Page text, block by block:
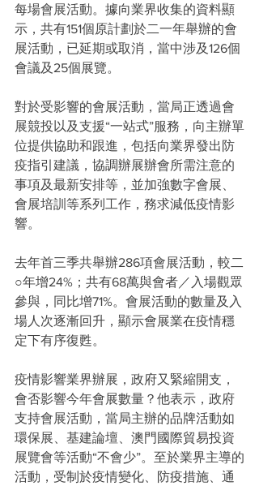
每場會展活動。據向業界收集的資料顯
示，共有151個原計劃於二一年舉辦的會
展活動，已延期或取消，當中涉及126個
會議及25個展覽。
對於受影響的會展活動，當局正透過會
展競投以及支援“一站式”服務，向主辦單
位提供協助和跟進，包括向業界發出防
疫指引建議，協調辦展辦會所需注意的
事項及最新安排等，並加強數字會展、
會展培訓等系列工作，務求減低疫情影
響。
去年首三季共舉辦286項會展活動，較二
○年增24%；共有68萬與會者／入場觀眾
參與，同比增71%。會展活動的數量及入
場人次逐漸回升，顯示會展業在疫情穩
定下有序復甦。
疫情影響業界辦展，政府又緊縮開支，
會否影響今年會展數量？他表示，政府
支持會展活動，當局主辦的品牌活動如
環保展、基建論壇、澳門國際貿易投資
展覽會等活動“不會少”。至於業界主導的
活動，受制於疫情變化、防疫措施、通